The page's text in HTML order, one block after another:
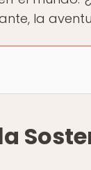
la
la